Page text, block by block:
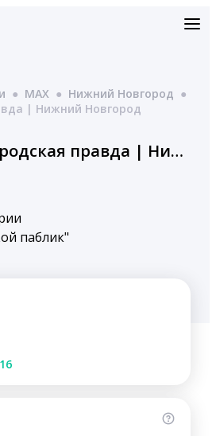
● MAX ● Нижний Новгород ●
| Нижний Новгород
Нижегородская правда | Нижний Новгород
паблик"